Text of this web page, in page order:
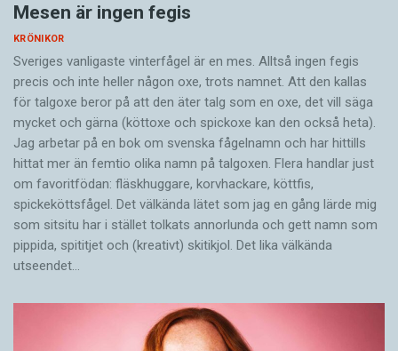
Mesen är ingen fegis
KRÖNIKOR
Sveriges vanligaste vinterfågel är en mes. Alltså ingen fegis
precis och inte heller någon oxe, trots namnet. Att den kallas
för talgoxe beror på att den äter talg som en oxe, det vill säga
mycket och gärna (köttoxe och spickoxe kan den också heta).
Jag arbetar på en bok om svenska fågelnamn och har hittills
hittat mer än femtio olika namn på talgoxen. Flera handlar just
om favoritfödan: fläskhuggare, korvhackare, köttfis,
spickeköttsfågel. Det välkända lätet som jag en gång lärde mig
som sitsitu har i stället tolkats annorlunda och gett namn som
pippida, spititjet och (kreativt) skitikjol. Det lika välkända
utseendet…